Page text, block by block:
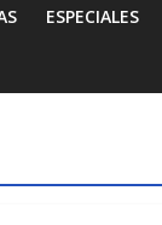
ESPECIALES